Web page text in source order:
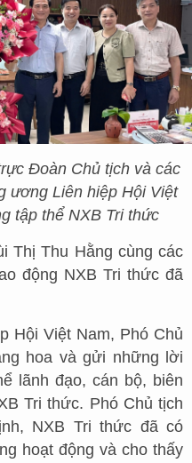
Đoàn Chủ tịch và các
ương Liên hiệp Hội Việt
tập thể NXB Tri thức
Thị Thu Hằng cùng các
động NXB Tri thức đã
Hội Việt Nam, Phó Chủ
hoa và gửi những lời
lãnh đạo, cán bộ, biên
Tri thức. Phó Chủ tịch
NXB Tri thức đã có
hoạt động và cho thấy